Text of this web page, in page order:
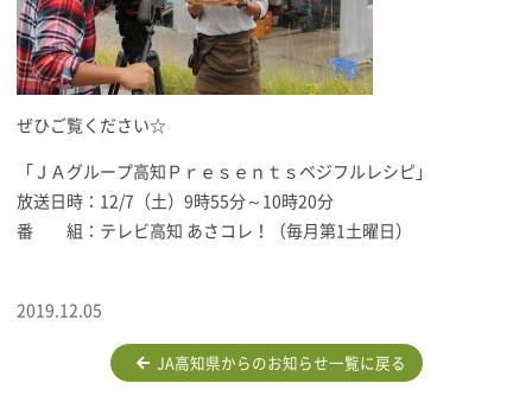
ぜひご覧ください☆
「ＪＡグループ高知Ｐｒｅｓｅｎｔｓベジフルレシピ」
放送日時：12/7（土）9時55分～10時20分
番 組：テレビ高知 あさコレ！（毎月第1土曜日）
2019.12.05
JA高知県からのお知らせ一覧に戻る